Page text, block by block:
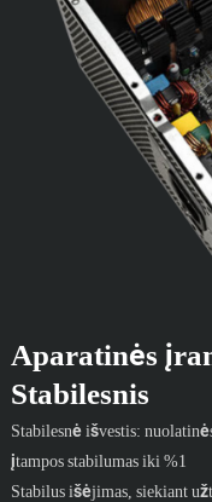
Aparatinės
Stabilesnis
Stabilesnė išvestis:
įtampos stabilumas iki %1
Stabilus išėjimas, siekiant